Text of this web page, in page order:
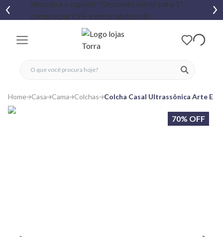
ver
fechar menu
fechar menu
favoritos
Home Casa Cama Colchas Colcha Casal Ultrassônica Arte E
70% OFF